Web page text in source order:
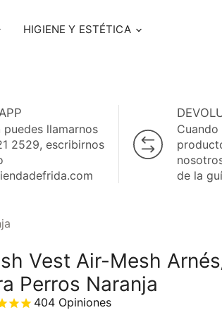
HIGIENE Y ESTÉTICA
puedes llamarnos
2529, escribirnos
Cuando
de la
Vest Air-Mesh
Perros Naranja
404 Opiniones